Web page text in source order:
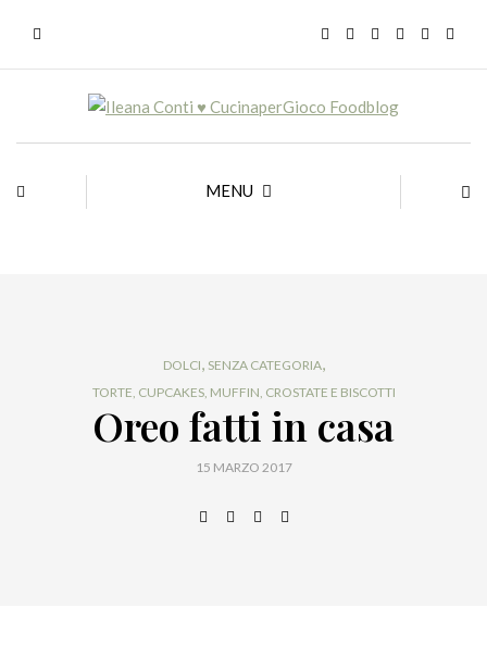
MENU
DOLCI, SENZA CATEGORIA,
TORTE, CUPCAKES, MUFFIN, CROSTATE E BISCOTTI
Oreo fatti in casa
15 MARZO 2017